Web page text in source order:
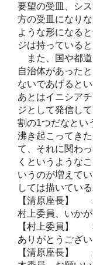
要望の受皿、シ
方の受皿になり
ような形になる
ジは持っている
また、国や都道
自治体があった
ないであげると
あとはイニシア
ジとして発信し
割の1つだなとい
沸き起こってき
て、それに関わ
くというような
いうのが増えて
しては描いてい
【清原座長】
村上委員、いかが
【村上委員】
ありがとうござい
【清原座長】